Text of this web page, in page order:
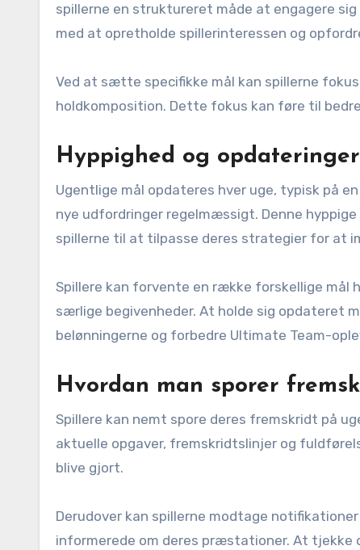
spillerne en struktureret måde at engagere
med at opretholde spillerinteressen og
Ved at sætte specifikke mål kan spillerne
holdkomposition. Dette fokus kan føre til
Hyppighed og
Ugentlige mål opdateres hver uge, typisk på
nye udfordringer regelmæssigt. Denne
spillerne til at tilpasse deres strategier for at
Spillere kan forvente en række forskellige mål
særlige begivenheder. At holde sig opdateret
belønningerne og forbedre Ultimate Team-
Hvordan man sporer
Spillere kan nemt spore deres fremskridt på
aktuelle opgaver, fremskridtslinjer og
blive gjort.
Derudover kan spillerne modtage
informerede om deres præstationer. At